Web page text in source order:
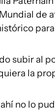
de
subir al
la
no lo